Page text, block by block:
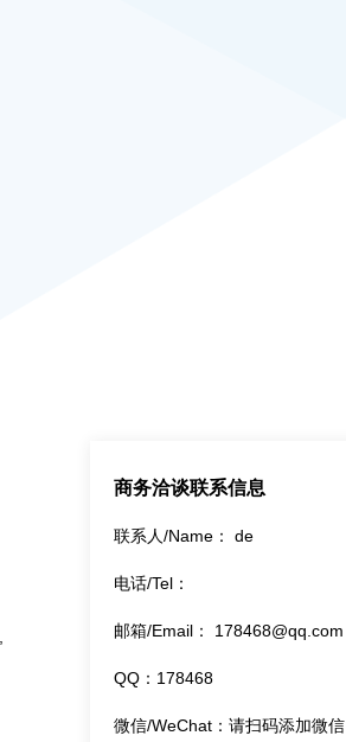
商务洽谈联系信息
联系人/Name： de
电话/Tel：
邮箱/Email： 178468@qq.com
QQ：178468
微信/WeChat：请扫码添加微信